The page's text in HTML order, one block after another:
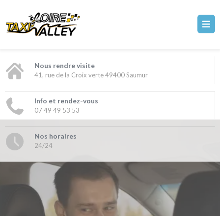
Nous rendre visite
41, rue de la Croix verte 49400 Saumur
Info et rendez-vous
07 49 49 53 53
Nos horaires
24/24